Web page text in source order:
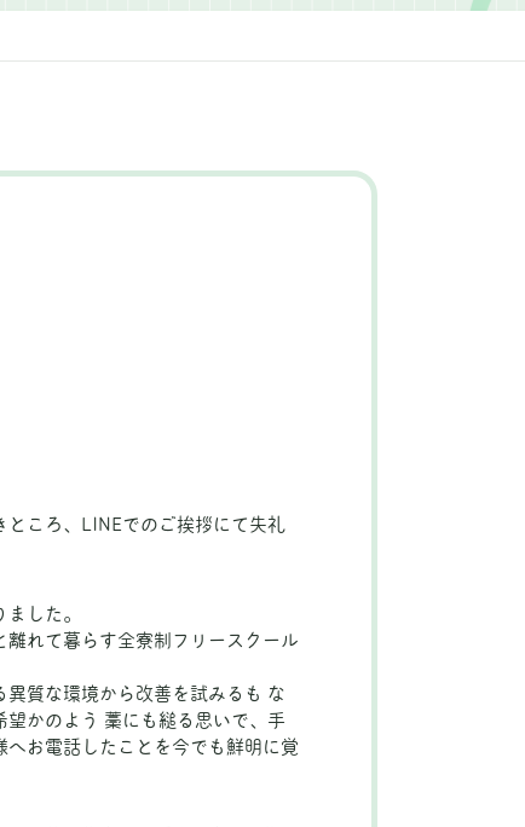
ころ、LINEでのご挨拶にて失礼
した。
れて暮らす全寮制フリースクール
異質な環境から改善を試みるも な
かのよう 藁にも縋る思いで、手
お電話したことを今でも鮮明に覚